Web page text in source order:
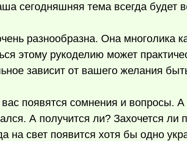
сегодняшняя тема всегда будет
разнообразна. Она многолика
этому рукоделию может
зависит от вашего желания
появятся сомнения и вопросы.
А получится ли? Захочется ли
на свет появится хотя бы одно